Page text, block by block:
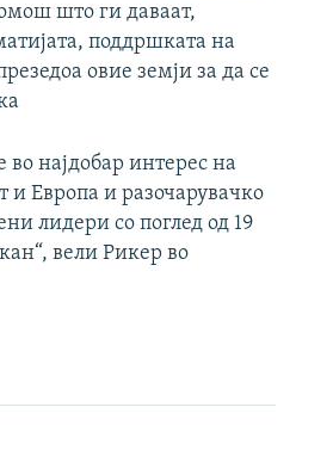
што ги даваат,
поддршката на
овие земји за да се
во најдобар интерес на
и Европа и разочарувачко
лидери со поглед од 19
вели Рикер во